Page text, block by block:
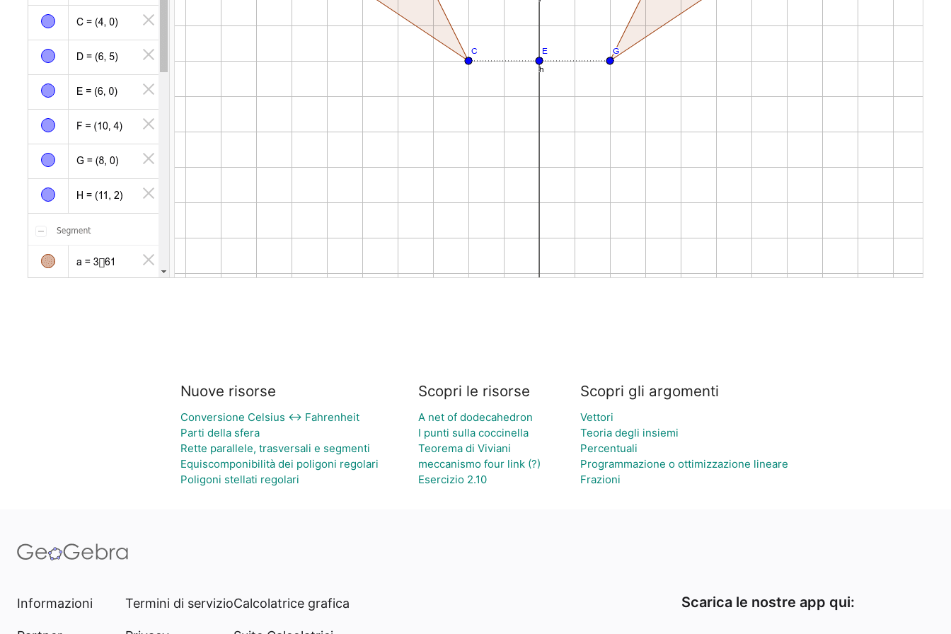
Nuove risorse
Conversione Celsius ↔ Fahrenheit
Parti della sfera
Rette parallele, trasversali e segmenti
Equiscomponibilità dei poligoni regolari
Poligoni stellati regolari
Scopri le risorse
A net of dodecahedron
I punti sulla coccinella
Teorema di Viviani
meccanismo four link (?)
Esercizio 2.10
Scopri gli argomenti
Vettori
Teoria degli insiemi
Percentuali
Programmazione o ottimizzazione lineare
Frazioni
Informazioni Termini di servizioCalcolatrice grafica Scarica le nostre app qui: